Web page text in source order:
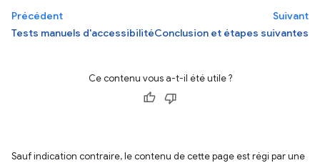
Précédent
Tests manuels d'accessibilité
Suivant
Conclusion et étapes suivantes
Ce contenu vous a-t-il été utile ?
Sauf indication contraire, le contenu de cette page est régi par une